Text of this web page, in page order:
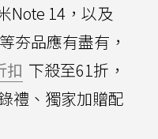
Note 14，以及
夯品應有盡有，
扣 下殺至61折，
禮、獨家加贈配